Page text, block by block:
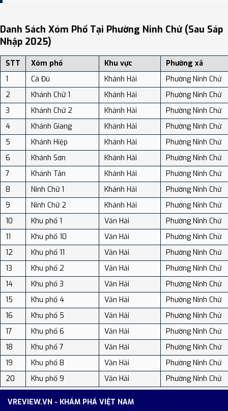
địa điểm tại: VReview.vn - Nền tảng review địa điểm, dịch vụ và du
lịch uy tín tại Việt Nam.
Danh Sách Xóm Phố Tại Phường Ninh Chử (sau Sáp
Nhập 2025)
STT Xóm phố Khu vực
Phường xã
1
Cà Đú Khánh Hải
Phường Ninh Chử
2
Khánh Chữ 1 Khánh Hải
Phường Ninh Chử
3
Khánh Chữ 2 Khánh Hải
Phường Ninh Chử
4
Khánh Giang Khánh Hải
Phường Ninh Chử
5
Khánh Hiệp Khánh Hải
Phường Ninh Chử
6
Khánh Sơn Khánh Hải
Phường Ninh Chử
7
Khánh Tân Khánh Hải
Phường Ninh Chử
8
Ninh Chữ 1 Khánh Hải
Phường Ninh Chử
9
Ninh Chữ 2 Khánh Hải
Phường Ninh Chử
10
Khu phố 1 Văn Hải
Phường Ninh Chử
11
Khu phố 10 Văn Hải
Phường Ninh Chử
12
Khu phố 11 Văn Hải
Phường Ninh Chử
13
Khu phố 2 Văn Hải
Phường Ninh Chử
14
Khu phố 3 Văn Hải
Phường Ninh Chử
15
Khu phố 4 Văn Hải
Phường Ninh Chử
16
Khu phố 5 Văn Hải
Phường Ninh Chử
17
Khu phố 6 Văn Hải
Phường Ninh Chử
18
Khu phố 7 Văn Hải
Phường Ninh Chử
19
Khu phố 8 Văn Hải
Phường Ninh Chử
20
Khu phố 9 Văn Hải Phường Ninh Chử
VREVIEW.VN - KHÁM PHÁ VIỆT NAM